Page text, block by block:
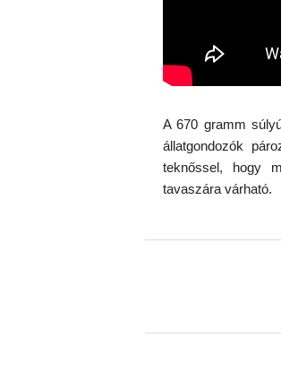
A 670 gramm
állatgondozók
teknőssel, hogy
tavaszára várható.